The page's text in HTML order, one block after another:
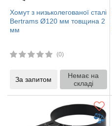
Хомут з низьколегованої сталі
Bertrams Ø120 мм товщина 2
мм
(0)
За запитом
Немає на
складі